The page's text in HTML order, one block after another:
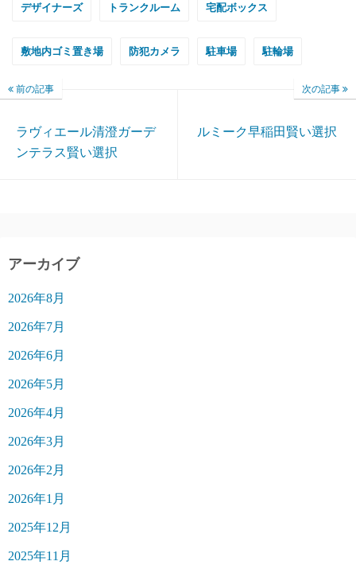
デザイナーズ トランクルーム 宅配ボックス
敷地内ゴミ置き場 防犯カメラ 駐車場 駐輪場
前の記事
ラヴィエール清澄ガーデ
ンテラス賢い選択
次の記事
ルミーク早稲田賢い選択
アーカイブ
2026年8月
2026年7月
2026年6月
2026年5月
2026年4月
2026年3月
2026年2月
2026年1月
2025年12月
2025年11月